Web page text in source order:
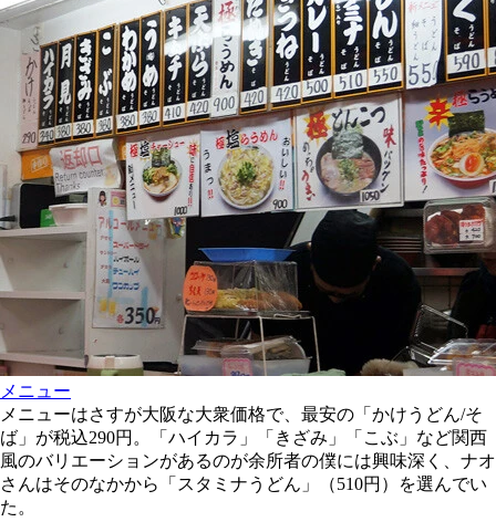
メニュー
メニューはさすが大阪な大衆価格で、最安の「かけうどん/そ
ば」が税込290円。「ハイカラ」「きざみ」「こぶ」など関西
風のバリエーションがあるのが余所者の僕には興味深く、ナオ
さんはそのなかから「スタミナうどん」（510円）を選んでい
た。